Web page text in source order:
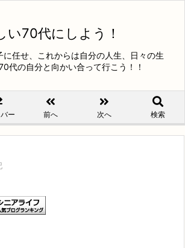
い70代にしよう！
に任せ、これからは自分の人生、日々の生
代の自分と向かい合って行こう！！
ー 前へ 次へ 検索